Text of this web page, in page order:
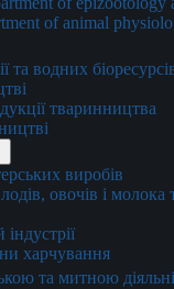
of animal
та водних
тваринництва
виробів
овочів і
харчування
та митною